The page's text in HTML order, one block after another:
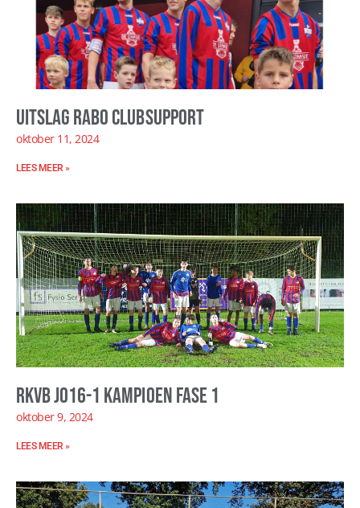
Uitslag Rabo ClubSupport
oktober 11, 2024
LEES MEER »
RKVB JO16-1 kampioen fase 1
oktober 9, 2024
LEES MEER »